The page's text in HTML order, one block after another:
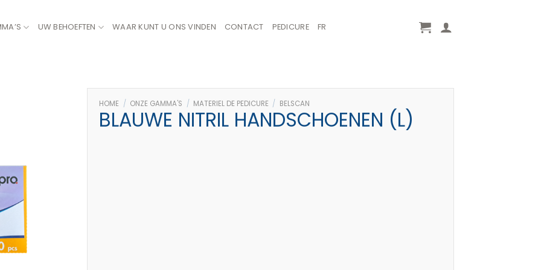
UW BEHOEFTEN WAAR KUNT U ONS VINDEN CONTACT PEDICURE FR
HOME / ONZE GAMMA'S / MATERIEL DE PEDICURE / BELSCAN
BLAUWE NITRIL HANDSCHOENEN (L)